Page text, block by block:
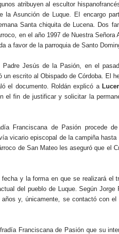
atribuyen al escultor
Asunción de Luque. El encargo
Santa chiquita de Lucena. Dos
en el año 1997 de Nuestra Señora
a favor de la parroquia de Santo
Padre Jesús de la Pasión, en el
escrito al Obispado de Córdoba. El
el documento. Roldán explicó a
el fin de justificar y solicitar la
Franciscana de Pasión procede
vicario episcopal de la campiña
de San Mateo les aseguró que el
y la forma en que se realizará el
del pueblo de Luque. Según Jorge
y, únicamente, se contactó con el
Franciscana de Pasión que su